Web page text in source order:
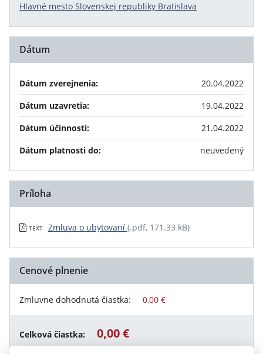
Hlavné mesto Slovenskej republiky Bratislava
Dátum
Dátum zverejnenia:
20.04.2022
Dátum uzavretia:
19.04.2022
Dátum účinnosti:
21.04.2022
Dátum platnosti do:
neuvedený
Príloha
TEXT Zmluva o ubytovaní (.pdf, 171.33 kB)
Cenové plnenie
Zmluvne dohodnutá čiastka: 0,00 €
Celková čiastka: 0,00 €